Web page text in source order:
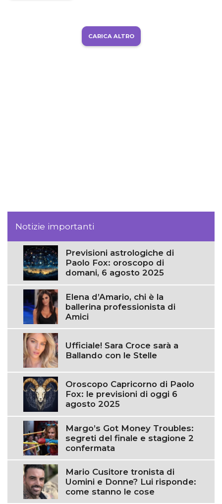
CARICA ALTRO
Notizie importanti
Previsioni astrologiche di
Paolo Fox: oroscopo di
domani, 6 agosto 2025
Elena d’Amario, chi è la
ballerina professionista di
Amici
Ufficiale! Sara Croce sarà a
Ballando con le Stelle
Oroscopo Capricorno di Paolo
Fox: le previsioni di oggi 6
agosto 2025
Margo’s Got Money Troubles:
segreti del finale e stagione 2
confermata
Mario Cusitore tronista di
Uomini e Donne? Lui risponde:
come stanno le cose